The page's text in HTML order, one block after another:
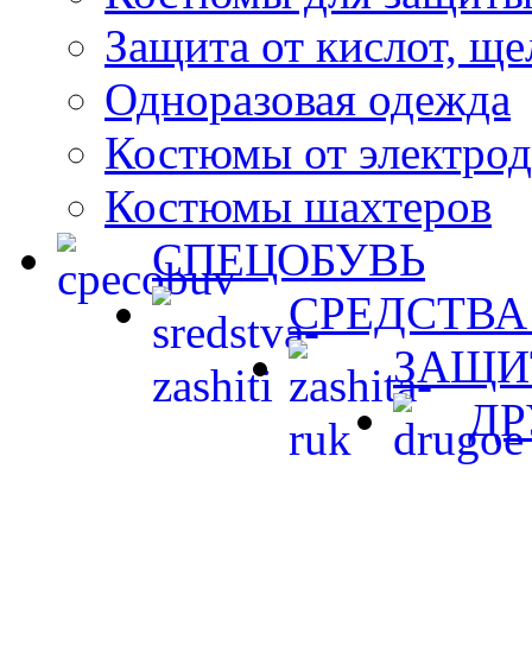
Защита от кислот,
Одноразовая одежда
Костюмы от
Костюмы шахтеров
СПЕЦОБУВЬ